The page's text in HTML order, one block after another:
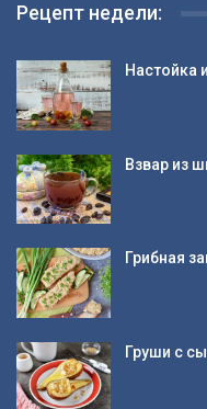
Рецепт недели:
Настойка
Взвар из
Грибная
Груши с